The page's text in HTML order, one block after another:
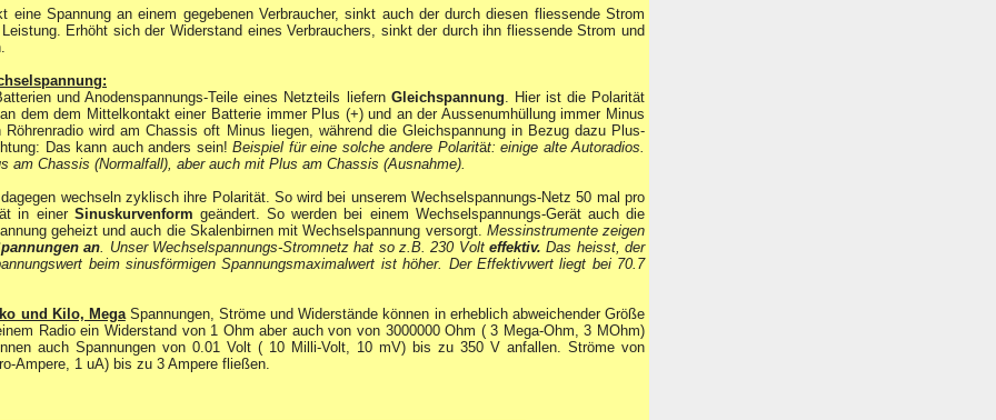
eine Spannung an einem gegebenen Verbraucher, sinkt auch der durch diesen fliessende Strom
Erhöht sich der Widerstand eines Verbrauchers, sinkt der durch ihn fliessende Strom und
und Anodenspannungs-Teile eines Netzteils liefern Gleichspannung. Hier ist die Polarität
dem dem Mittelkontakt einer Batterie immer Plus (+) und an der Aussenumhüllung immer Minus
wird am Chassis oft Minus liegen, während die Gleichspannung in Bezug dazu Plus-
Das kann auch anders sein!Beispiel für eine solche andere Polarität: einige alte Autoradios.
am Chassis (Normalfall), aber auch mit Plus am Chassis (Ausnahme).
dagegen wechseln zyklisch ihre Polarität. So wird bei unserem Wechselspannungs-Netz 50 mal pro
in einer Sinuskurvenform geändert. So werden bei einem Wechselspannungs-Gerät auch die
geheizt und auch die Skalenbirnen mit Wechselspannung versorgt. Messinstrumente zeigen
an. Unser Wechselspannungs-Stromnetz hat so z.B. 230 Volteffektiv. Das heisst, der
beim sinusförmigen Spannungsmaximalwert ist höher. Der Effektivwert liegt bei 70.7
und Kilo, MegaSpannungen, Ströme und Widerstände können in erheblich abweichender Größe
Radio ein Widerstand von 1 Ohm aber auch von von 3000000 Ohm ( 3 Mega-Ohm, 3 MOhm)
auch Spannungen von 0.01 Volt ( 10 Milli-Volt, 10 mV) bis zu 350 V anfallen. Ströme von
Ampere, 1 uA) bis zu 3 Ampere fließen.